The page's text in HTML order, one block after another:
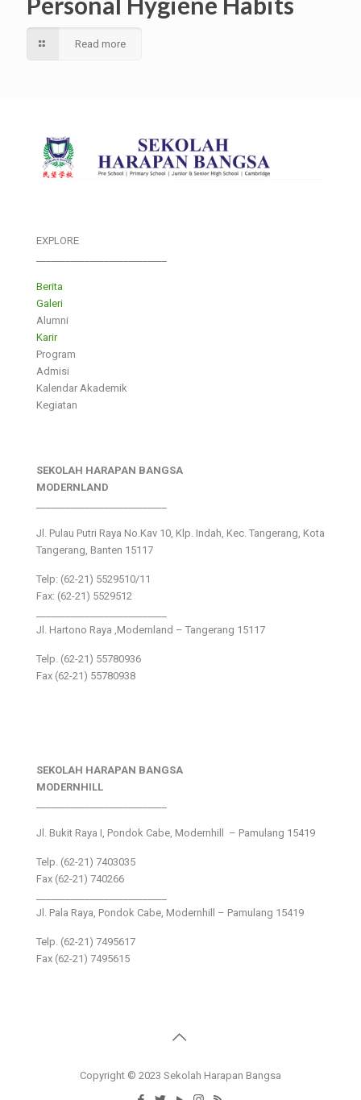
Read more
EXPLORE
Berita
Galeri
Alumni
Karir
Program
Admisi
Kalendar Akademik
Kegiatan
SEKOLAH HARAPAN BANGSA
MODERNLAND
Jl. Pulau Putri Raya No.Kav 10, Klp. Indah, Kec. Tangerang, Kota
Tangerang, Banten 15117
Telp: (62-21) 5529510/11
Fax: (62-21) 5529512
Jl. Hartono Raya ,Modernland – Tangerang 15117
Telp. (62-21) 55780936
Fax (62-21) 55780938
SEKOLAH HARAPAN BANGSA
MODERNHILL
Jl. Bukit Raya I, Pondok Cabe, Modernhill – Pamulang 15419
Telp. (62-21) 7403035
Fax (62-21) 740266
Jl. Pala Raya, Pondok Cabe, Modernhill – Pamulang 15419
Telp. (62-21) 7495617
Fax (62-21) 7495615
Copyright © 2023 Sekolah Harapan Bangsa